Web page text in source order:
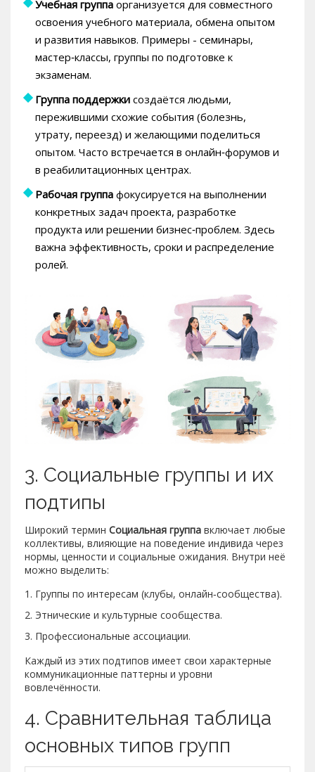
Учебная группа организуется для совместного
освоения учебного материала, обмена опытом
и развития навыков. Примеры - семинары,
мастер‑классы, группы по подготовке к
экзаменам.
Группа поддержки создаётся людьми,
пережившими схожие события (болезнь,
утрату, переезд) и желающими поделиться
опытом. Часто встречается в онлайн‑форумов и
в реабилитационных центрах.
Рабочая группа фокусируется на выполнении
конкретных задач проекта, разработке
продукта или решении бизнес‑проблем. Здесь
важна эффективность, сроки и распределение
ролей.
3. Социальные группы и их
подтипы
Широкий термин Социальная группа включает любые
коллективы, влияющие на поведение индивида через
нормы, ценности и социальные ожидания. Внутри неё
можно выделить:
Группы по интересам (клубы, онлайн‑сообщества).
Этнические и культурные сообщества.
Профессиональные ассоциации.
Каждый из этих подтипов имеет свои характерные
коммуникационные паттерны и уровни
вовлечённости.
4. Сравнительная таблица
основных типов групп